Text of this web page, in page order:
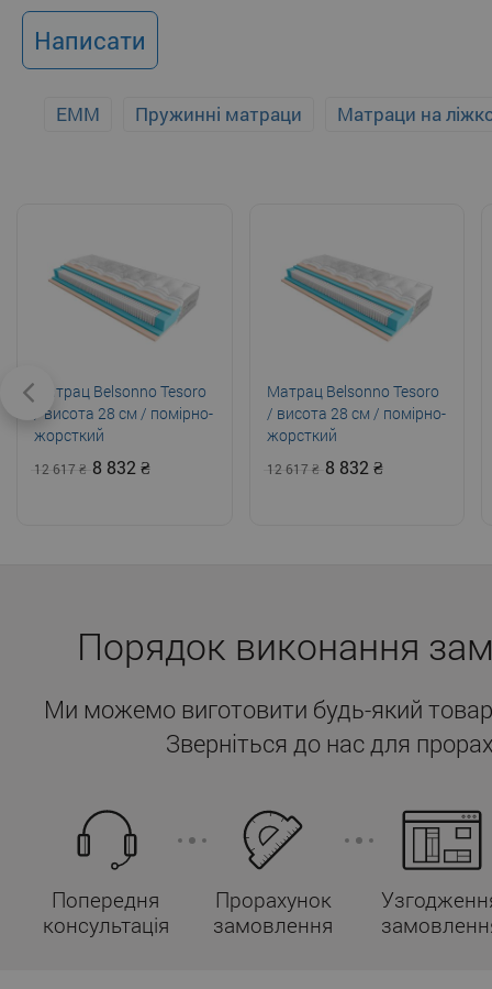
Написати
EMM Пружинні матраци Матраци на
Матрац Belsonno Tesoro
/ висота 28 см / помірно-
жорсткий
12 617 8 832
Матрац Belsonno Tesoro
/ висота 28 см / помірно-
жорсткий
12 617 8 832
Порядок виконання
Ми можемо виготовити будь-який
Зверніться до нас для
Попередня
консультація
Прорахунок
замовлення